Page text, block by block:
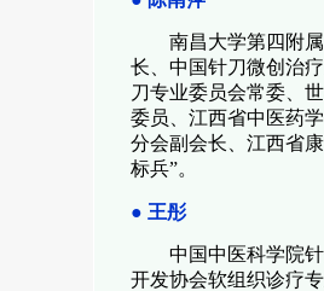
南昌大学第四附
长、中国针刀微创治
刀专业委员会常委、
委员、江西省中医药
分会副会长、江西省
标兵”。
● 王彤
中国中医科学院
开发协会软组织诊疗